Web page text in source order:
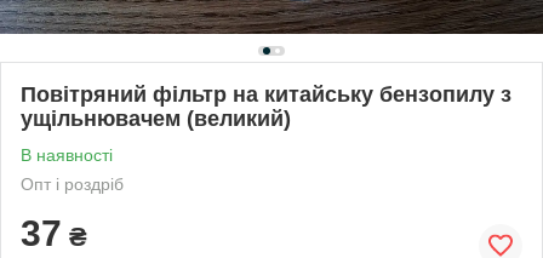
Повітряний фільтр на китайську бензопилу з
ущільнювачем (великий)
В наявності
Опт і роздріб
37 ₴